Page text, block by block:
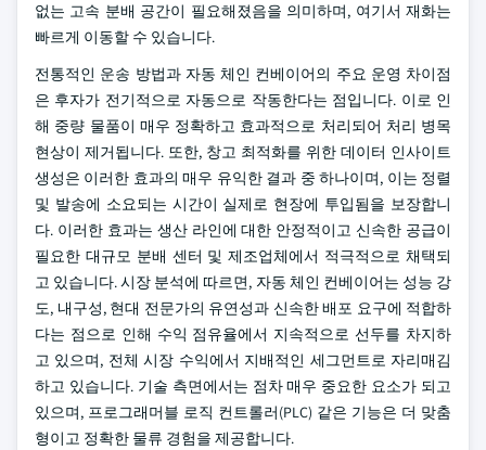
없는 고속 분배 공간이 필요해졌음을 의미하며, 여기서 재화는
빠르게 이동할 수 있습니다.
전통적인 운송 방법과 자동 체인 컨베이어의 주요 운영 차이점
은 후자가 전기적으로 자동으로 작동한다는 점입니다. 이로 인
해 중량 물품이 매우 정확하고 효과적으로 처리되어 처리 병목
현상이 제거됩니다. 또한, 창고 최적화를 위한 데이터 인사이트
생성은 이러한 효과의 매우 유익한 결과 중 하나이며, 이는 정렬
및 발송에 소요되는 시간이 실제로 현장에 투입됨을 보장합니
다. 이러한 효과는 생산 라인에 대한 안정적이고 신속한 공급이
필요한 대규모 분배 센터 및 제조업체에서 적극적으로 채택되
고 있습니다. 시장 분석에 따르면, 자동 체인 컨베이어는 성능 강
도, 내구성, 현대 전문가의 유연성과 신속한 배포 요구에 적합하
다는 점으로 인해 수익 점유율에서 지속적으로 선두를 차지하
고 있으며, 전체 시장 수익에서 지배적인 세그먼트로 자리매김
하고 있습니다. 기술 측면에서는 점차 매우 중요한 요소가 되고
있으며, 프로그래머블 로직 컨트롤러(PLC) 같은 기능은 더 맞춤
형이고 정확한 물류 경험을 제공합니다.